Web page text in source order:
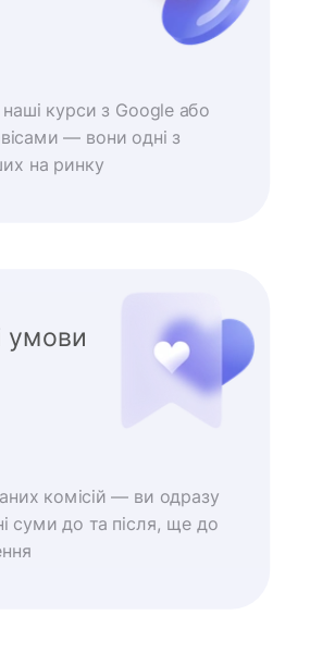
наші курси з Google або
— вони одні з
на ринку
умови
комісій — ви одразу
суми до та після, ще до